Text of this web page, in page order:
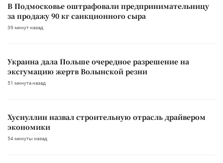
В Подмосковье оштрафовали предпринимательницу
за продажу 90 кг санкционного сыра
39 минут назад
Украина дала Польше очередное разрешение на
эксгумацию жертв Волынской резни
51 минута назад
Хуснуллин назвал строительную отрасль драйвером
экономики
54 минуты назад